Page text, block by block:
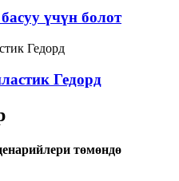
үчүн болот
Гедорд
төмөндө